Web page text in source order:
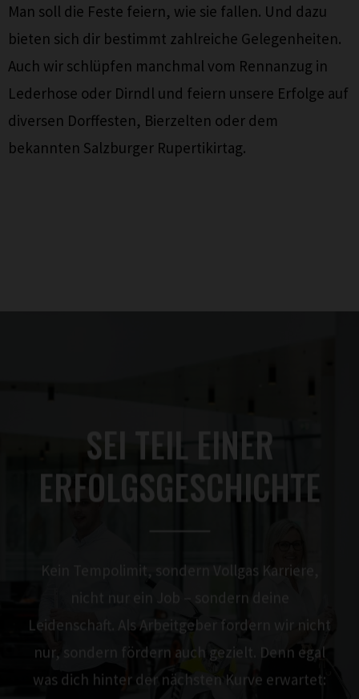
Man soll die Feste feiern, wie sie fallen. Und dazu
bieten sich dir bestimmt zahlreiche Gelegenheiten.
Auch wir schlüpfen manchmal vom Rennanzug in
Lederhose oder Dirndl und feiern unsere Erfolge auf
diversen Dorffesten, Bierzelten oder dem
bekannten Salzburger Rupertikirtag.
SEI TEIL EINER
ERFOLGS­GESCHICHTE
Kein Tempolimit, sondern Vollgas Karriere,
nicht nur ein Job – sondern deine
Leidenschaft. Als Arbeitgeber fordern wir nicht
nur, sondern fördern auch gezielt. Denn egal
was dich hinter der nächsten Kurve erwartet: